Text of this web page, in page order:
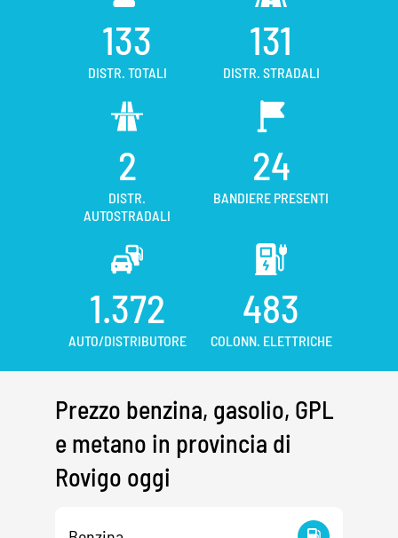
133
DISTR. TOTALI
131
DISTR. STRADALI
2
DISTR.
AUTOSTRADALI
24
BANDIERE PRESENTI
1.372
AUTO/DISTRIBUTORE
483
COLONN. ELETTRICHE
Prezzo benzina, gasolio, GPL
e metano in provincia di
Rovigo oggi